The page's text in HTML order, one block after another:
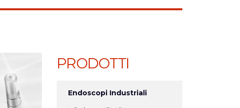
PRODOTTI
Endoscopi Industriali